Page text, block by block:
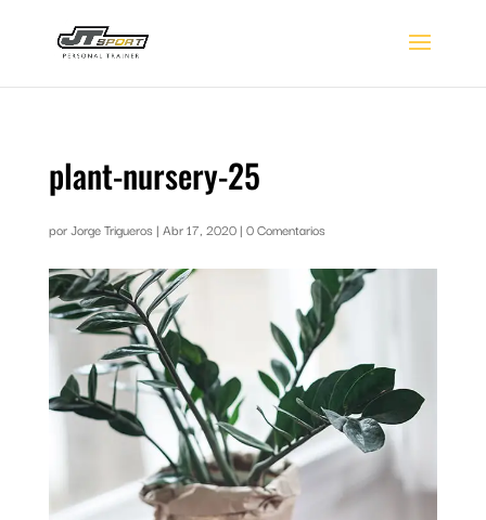
plant-nursery-25
porJorge Trigueros | Abr 17, 2020| 0 Comentarios